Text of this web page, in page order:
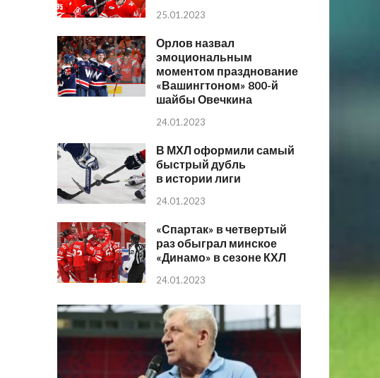
25.01.2023
Орлов назвал
эмоциональным
моментом празднование
«Вашингтоном» 800-й
шайбы Овечкина
24.01.2023
В МХЛ оформили самый
быстрый дубль
в истории лиги
24.01.2023
«Спартак» в четвертый
раз обыграл минское
«Динамо» в сезоне КХЛ
24.01.2023